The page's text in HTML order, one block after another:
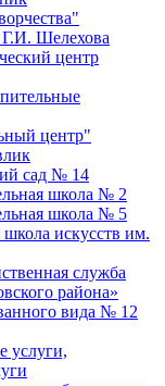
Шелехова
центр
центр"
сад № 14
школа № 2
школа № 5
искусств им.
служба
района»
вида № 12
услуги,